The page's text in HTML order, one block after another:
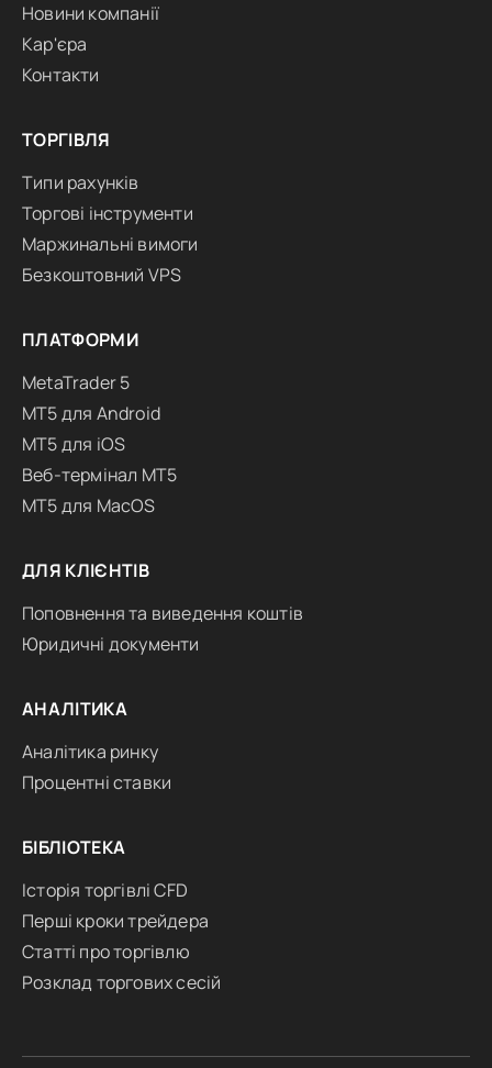
Новини компанії
Кар'єра
Контакти
ТОРГІВЛЯ
Типи рахунків
Торгові інструменти
Маржинальні вимоги
Безкоштовний VPS
ПЛАТФОРМИ
MetaTrader 5
MT5 для Android
MT5 для iOS
Веб-термінал MT5
MT5 для MacOS
ДЛЯ КЛІЄНТІВ
Поповнення та виведення коштів
Юридичні документи
АНАЛІТИКА
Аналітика ринку
Процентні ставки
БІБЛІОТЕКА
Історія торгівлі CFD
Перші кроки трейдера
Статті про торгівлю
Розклад торгових сесій